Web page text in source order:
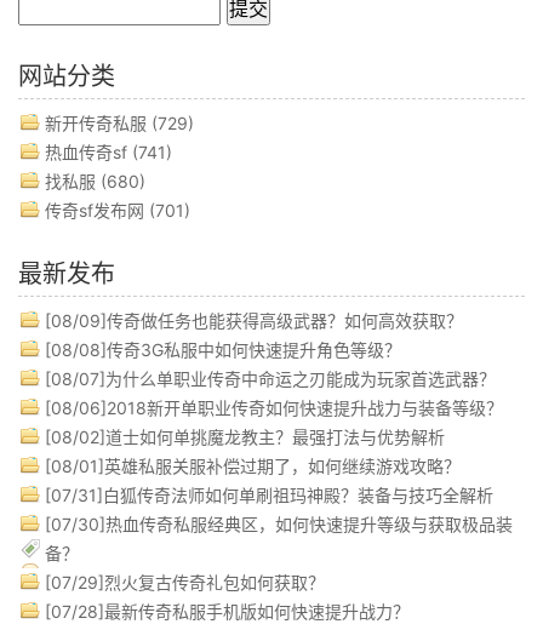
网站分类
新开传奇私服 (729)
热血传奇sf (741)
找私服 (680)
传奇sf发布网 (701)
最新发布
[08/09]传奇做任务也能获得高级武器？如何高效获取？
[08/08]传奇3G私服中如何快速提升角色等级？
[08/07]为什么单职业传奇中命运之刃能成为玩家首选武器？
[08/06]2018新开单职业传奇如何快速提升战力与装备等级？
[08/02]道士如何单挑魔龙教主？最强打法与优势解析
[08/01]英雄私服关服补偿过期了，如何继续游戏攻略？
[07/31]白狐传奇法师如何单刷祖玛神殿？装备与技巧全解析
[07/30]热血传奇私服经典区，如何快速提升等级与获取极品装
备？
[07/29]烈火复古传奇礼包如何获取？
[07/28]最新传奇私服手机版如何快速提升战力？